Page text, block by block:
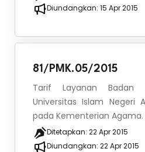
Diundangkan: 15 Apr 2015
81/PMK.05/2015
Tarif Layanan Badan
Universitas Islam Negeri
pada Kementerian Agama.
Ditetapkan: 22 Apr 2015
Diundangkan: 22 Apr 2015